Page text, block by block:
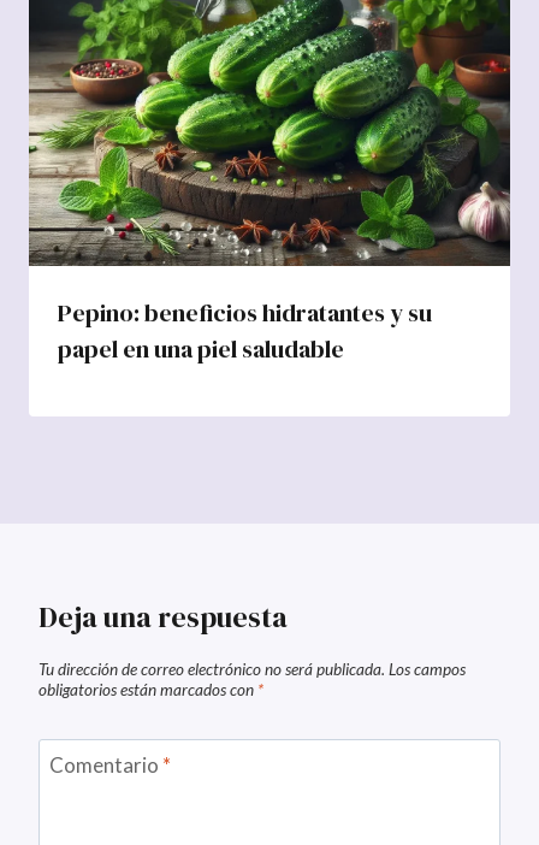
Pepino: beneficios hidratantes y su
papel en una piel saludable
Deja una respuesta
Tu dirección de correo electrónico no será publicada. Los campos
obligatorios están marcados con *
Comentario *